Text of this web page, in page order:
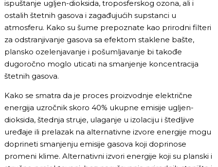
ispuštanje ugljen-dioksida, troposferskog ozona, ali i
ostalih štetnih gasova i zagađujućih supstanci u
atmosferu. Kako su šume prepoznate kao prirodni filteri
za odstranjivanje gasova sa efektom staklene bašte,
plansko ozelenjavanje i pošumljavanje bi takođe
dugoročno moglo uticati na smanjenje koncentracija
štetnih gasova.
Kako se smatra da je proces proizvodnje električne
energija uzročnik skoro 40% ukupne emisije ugljen-
dioksida, štednja struje, ulaganje u izolaciju i štedljive
uređaje ili prelazak na alternativne izvore energije mogu
doprineti smanjenju emisije gasova koji doprinose
promeni klime. Alternativni izvori energije koji su planski i